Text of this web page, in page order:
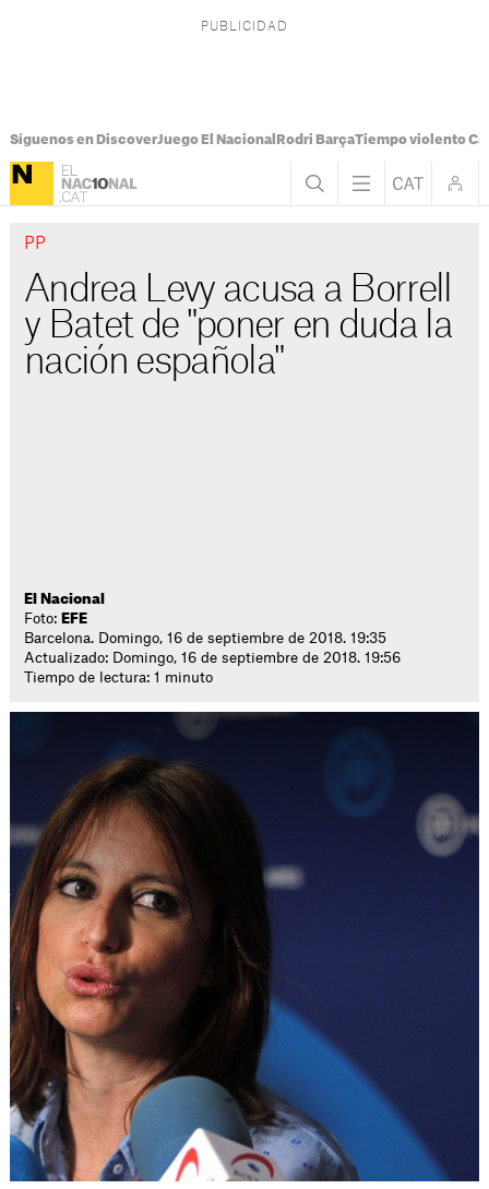
Síguenos en DiscoverJuego El Nacional Rodri BarçaTiempo violento
PP
Andrea Levy acusa a Borrell
y Batet de "poner en duda la
nación española"
El Nacional
Foto: EFE
Barcelona. Domingo, 16 de septiembre de 2018. 19:35
Actualizado: Domingo, 16 de septiembre de 2018. 19:56
Tiempo de lectura: 1 minuto